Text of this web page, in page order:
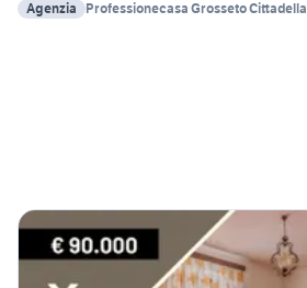
Agenzia Professionecasa Grosseto Cittadella